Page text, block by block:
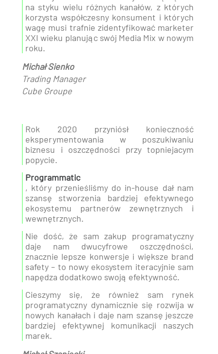
na styku wielu różnych kanałów, z których
korzysta współczesny konsument i których
wagę musi trafnie zidentyfikować marketer
XXI wieku planując swój Media Mix w nowym
roku.
Michał Sienko
Trading Manager
Cube Groupe
Rok 2020 przyniósł konieczność
eksperymentowania w poszukiwaniu
biznesu i oszczędności przy topniejacym
popycie.
Programmatic
, który przenieśliśmy do in-house dał nam
szansę stworzenia bardziej efektywnego
ekosystemu partnerów zewnętrznych i
wewnętrznych.
Nie dość, że sam zakup programatyczny
daje nam dwucyfrowe oszczędności,
znacznie lepsze konwersje i większe brand
safety – to nowy ekosystem iteracyjnie sam
napędza dodatkowo swoją efektywność.
Cieszymy się, że również sam rynek
programatyczny dynamicznie się rozwija w
nowych kanałach i daje nam szansę jeszcze
bardziej efektywnej komunikacji naszych
marek.